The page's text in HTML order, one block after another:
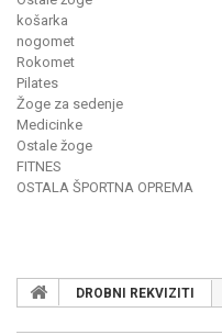
košarka
nogomet
Rokomet
Pilates
Žoge za sedenje
Medicinke
Ostale žoge
FITNES
OSTALA ŠPORTNA OPREMA
DROBNI REKVIZITI